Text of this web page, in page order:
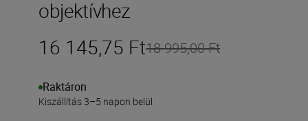
objektívhez
16 145,75 Ft18 995,00 Ft
Raktáron
Kiszállítás 3–5 napon belül